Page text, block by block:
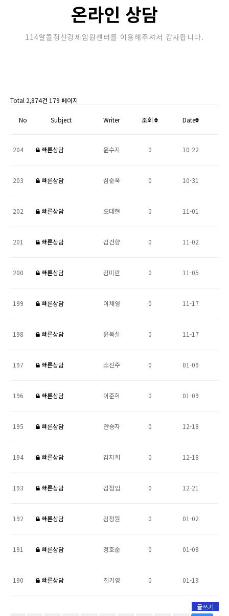
온라인 상담
114알콜정신강제입원센터를 이용해주셔서 감사합니다.
Total 2,874건 179 페이지
No Subject Writer 조회 Date
204 빠른상담 윤수지 0 10-22
203 빠른상담 심순옥 0 10-31
202 빠른상담 오대현 0 11-01
201 빠른상담 김건향 0 11-02
200 빠른상담 김미란 0 11-05
199 빠른상담 이채영 0 11-17
198 빠른상담 윤복실 0 11-17
197 빠른상담 소진주 0 01-09
196 빠른상담 이준혁 0 01-09
195 빠른상담 안승자 0 12-18
194 빠른상담 김지희 0 12-18
193 빠른상담 김점임 0 12-21
192 빠른상담 김정원 0 01-02
191 빠른상담 정호순 0 01-08
190 빠른상담 진기영 0 01-19
글쓰기